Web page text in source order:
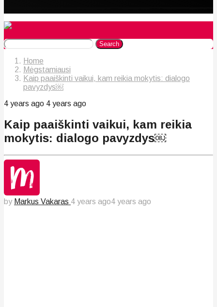
Search
Home
Mėgstamiausi
Kaip paaiškinti vaikui, kam reikia mokytis: dialogo
pavyzdys￼
4 years ago 4 years ago
Kaip paaiškinti vaikui, kam reikia
mokytis: dialogo pavyzdys￼
by Markus Vakaras 4 years ago4 years ago